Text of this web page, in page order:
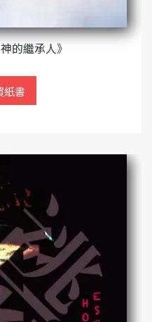
的繼承人》
紙書